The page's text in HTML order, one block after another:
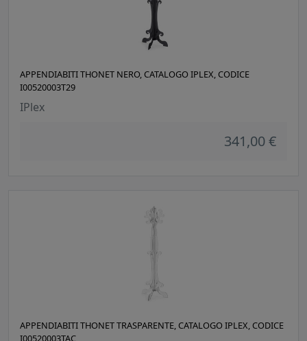
APPENDIABITI THONET NERO, CATALOGO IPLEX, CODICE
I00520003T29
IPlex
341,00 €
APPENDIABITI THONET TRASPARENTE, CATALOGO IPLEX, CODICE